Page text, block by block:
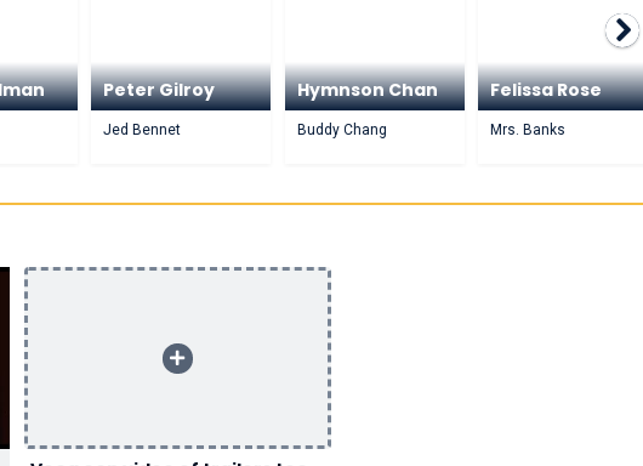
Peter Gilroy
Jed Bennet
Hymnson Chan
Buddy Chang
Felissa Rose
Mrs. Banks